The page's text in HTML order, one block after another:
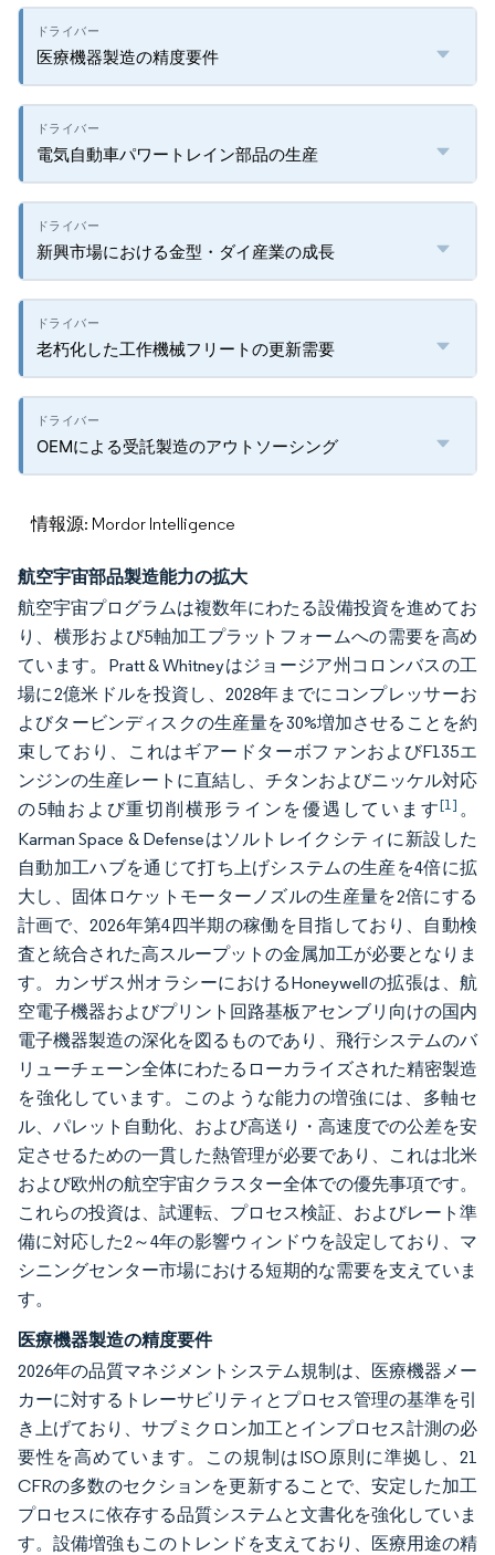
医療機器製造の精度要件
電気自動車パワートレイン部品の生産
新興市場における金型・ダイ産業の成長
老朽化した工作機械フリートの更新需要
OEMによる受託製造のアウトソーシング
情報源: Mordor Intelligence
航空宇宙部品製造能力の拡大
航空宇宙プログラムは複数年にわたる設備投資を進めてお
り、横形および5軸加工プラットフォームへの需要を高め
ています。Pratt & Whitneyはジョージア州コロンバスの工
場に2億米ドルを投資し、2028年までにコンプレッサーお
よびタービンディスクの生産量を30%増加させることを約
束しており、これはギアードターボファンおよびF135エ
ンジンの生産レートに直結し、チタンおよびニッケル対応
の5軸および重切削横形ラインを優遇しています[1] 。
Karman Space & Defenseはソルトレイクシティに新設した
自動加工ハブを通じて打ち上げシステムの生産を4倍に拡
大し、固体ロケットモーターノズルの生産量を2倍にする
計画で、2026年第4四半期の稼働を目指しており、自動検
査と統合された高スループットの金属加工が必要となりま
す。カンザス州オラシーにおけるHoneywellの拡張は、航
空電子機器およびプリント回路基板アセンブリ向けの国内
電子機器製造の深化を図るものであり、飛行システムのバ
リューチェーン全体にわたるローカライズされた精密製造
を強化しています。このような能力の増強には、多軸セ
ル、パレット自動化、および高送り・高速度での公差を安
定させるための一貫した熱管理が必要であり、これは北米
および欧州の航空宇宙クラスター全体での優先事項です。
これらの投資は、試運転、プロセス検証、およびレート準
備に対応した2～4年の影響ウィンドウを設定しており、マ
シニングセンター市場における短期的な需要を支えていま
す。
医療機器製造の精度要件
2026年の品質マネジメントシステム規制は、医療機器メー
カーに対するトレーサビリティとプロセス管理の基準を引
き上げており、サブミクロン加工とインプロセス計測の必
要性を高めています。この規制はISO原則に準拠し、21
CFRの多数のセクションを更新することで、安定した加工
プロセスに依存する品質システムと文書化を強化していま
す。設備増強もこのトレンドを支えており、医療用途の精